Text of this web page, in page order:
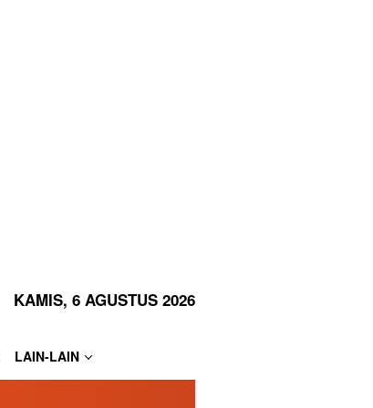
KAMIS, 6 AGUSTUS 2026
LAIN-LAIN